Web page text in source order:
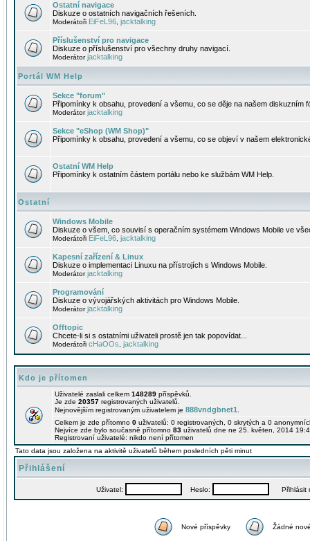
Ostatní navigace
Diskuze o ostatních navigačních řešeních.
Moderátoři EiFeL96 jacktalking
Příslušenství pro navigace
Diskuze o příslušenství pro všechny druhy navigací.
Moderátorjacktalking
Portál WM Help
Sekce "forum"
Připomínky k obsahu, provedení a všemu, co se děje na našem diskuzním
Moderátorjacktalking
Sekce "eShop (WM Shop)"
Připomínky k obsahu, provedení a všemu, co se objeví v našem
Ostatní WM Help
Připomínky k ostatním částem portálu nebo ke službám WM Help.
Ostatní
Windows Mobile
Diskuze o všem, co souvisí s operačním systémem Windows Mobile ve
Moderátoři EiFeL96 jacktalking
Kapesní zařízení & Linux
Diskuze o implementaci Linuxu na přístrojích s Windows Mobile.
Moderátorjacktalking
Programování
Diskuze o vývojářských aktivitách pro Windows Mobile.
Moderátorjacktalking
Offtopic
Chcete-li si s ostatními uživateli prostě jen tak popovídat...
Moderátoři cHaOOs jacktalking
Kdo je přítomen
Uživatelé zaslali celkem 148289 příspěvků.
Je zde 20357 registrovaných uživatelů.
Nejnovějším registrovaným uživatelem je 888vndgbnet1
Celkem je zde přítomno 0 uživatelů: 0 registrovaných, 0 skrytých a 0
Nejvíce zde bylo současně přítomno 83 uživatelů dne ne 25. květen, 2014
Registrovaní uživatelé: nikdo není přítomen
Tato data jsou založena na aktivitě uživatelů během posledních pěti minut
Přihlášení
Uživatel: Heslo: Přihlásit
Nové příspěvky Žádné